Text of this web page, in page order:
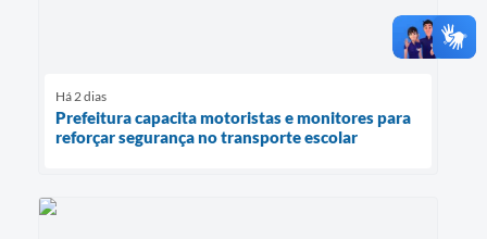
Há 2 dias
Prefeitura capacita motoristas e monitores para
reforçar segurança no transporte escolar